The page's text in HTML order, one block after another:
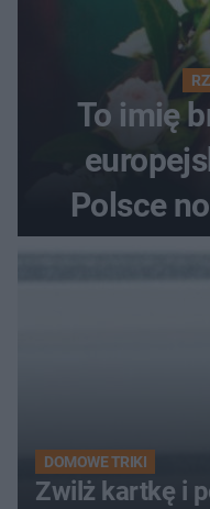
To imię
Polsce
DOMOWE TRIKI
Zwilż kartkę i